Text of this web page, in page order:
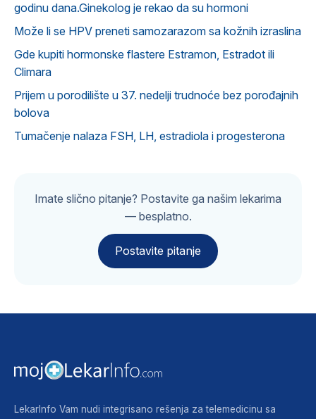
godinu dana.Ginekolog je rekao da su hormoni
Može li se HPV preneti samozarazom sa kožnih izraslina
Gde kupiti hormonske flastere Estramon, Estradot ili
Climara
Prijem u porodilište u 37. nedelji trudnoće bez porođajnih
bolova
Tumačenje nalaza FSH, LH, estradiola i progesterona
Imate slično pitanje? Postavite ga našim lekarima
— besplatno.
Postavite pitanje
LekarInfo Vam nudi integrisano rešenja za telemedicinu sa